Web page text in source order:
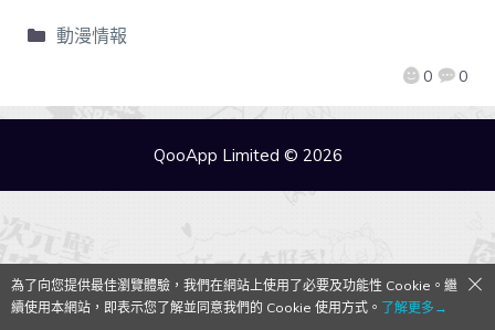
0 0
動漫情報
QooApp Limited © 2026
為了向您提供最佳瀏覽體驗，我們在網站上使用了必要及功能性 Cookie。繼
續使用本網站，即表示您了解並同意我們的 Cookie 使用方式。 了解更多→